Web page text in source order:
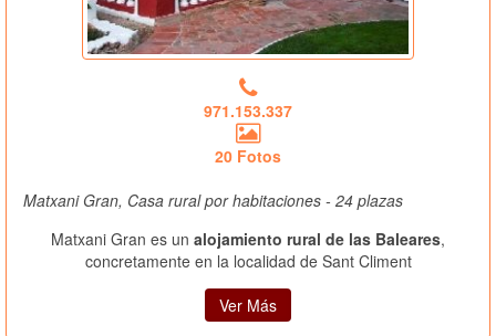
971.153.337
20 Fotos
Matxani Gran, Casa rural por habitaciones - 24 plazas
Matxani Gran es un alojamiento rural de las Baleares,
concretamente en la localidad de Sant Climent
Ver Más